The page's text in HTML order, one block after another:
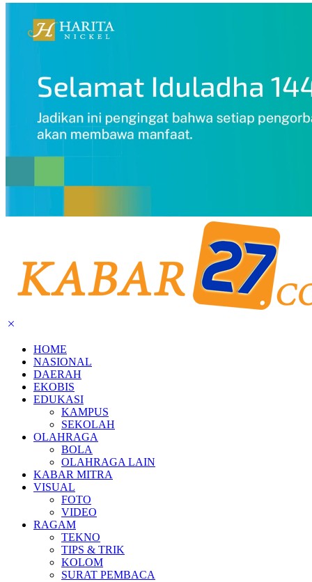
HOME
NASIONAL
DAERAH
EKOBIS
EDUKASI
KAMPUS
SEKOLAH
OLAHRAGA
BOLA
OLAHRAGA LAIN
KABAR MITRA
VISUAL
FOTO
VIDEO
RAGAM
TEKNO
TIPS & TRIK
KOLOM
SURAT PEMBACA